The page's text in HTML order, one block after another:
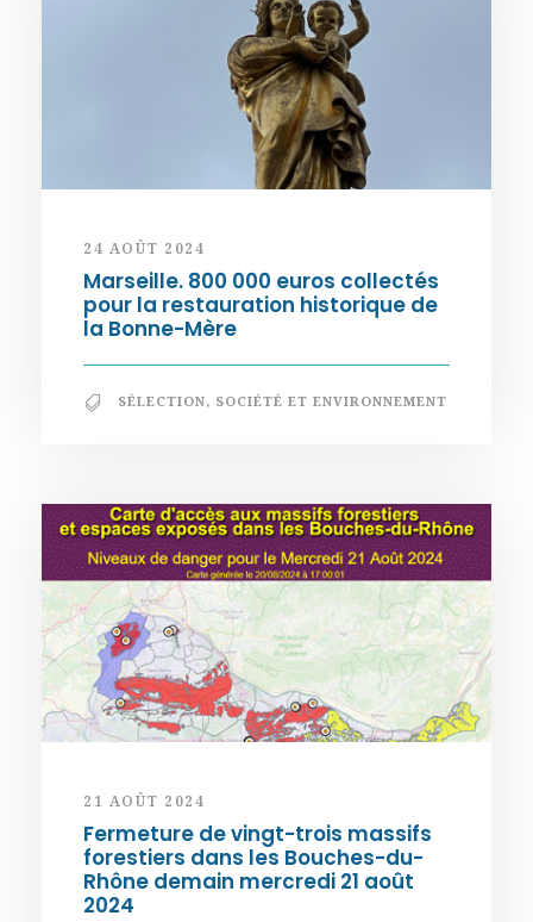
24 AOÛT 2024
Marseille. 800 000 euros collectés
pour la restauration historique de
la Bonne-Mère
SÉLECTION, SOCIÉTÉ ET ENVIRONNEMENT
21 AOÛT 2024
Fermeture de vingt-trois massifs
forestiers dans les Bouches-du-
Rhône demain mercredi 21 août
2024